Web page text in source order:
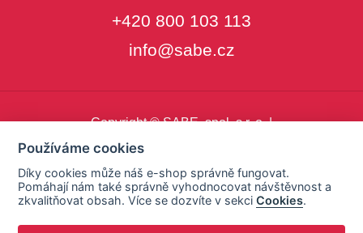
+420 800 103 113
info@sabe.cz
Copyright © SABE, spol. s r. o. |
Používáme cookies
Díky cookies může náš e-shop správně fungovat.
Pomáhají nám také správně vyhodnocovat návštěvnost a
zkvalitňovat obsah. Více se dozvíte v sekciCookies.